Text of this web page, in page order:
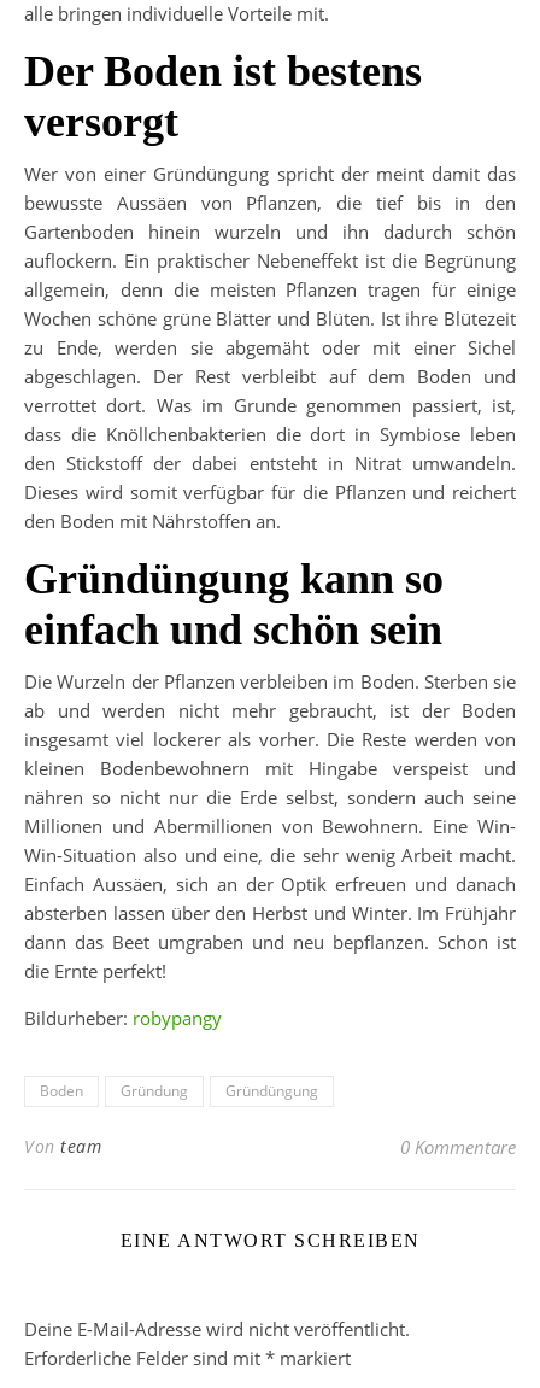
alle bringen individuelle Vorteile mit.
Der Boden ist bestens
versorgt
Wer von einer Gründüngung spricht der meint damit das
bewusste Aussäen von Pflanzen, die tief bis in den
Gartenboden hinein wurzeln und ihn dadurch schön
auflockern. Ein praktischer Nebeneffekt ist die Begrünung
allgemein, denn die meisten Pflanzen tragen für einige
Wochen schöne grüne Blätter und Blüten. Ist ihre Blütezeit
zu Ende, werden sie abgemäht oder mit einer Sichel
abgeschlagen. Der Rest verbleibt auf dem Boden und
verrottet dort. Was im Grunde genommen passiert, ist,
dass die Knöllchenbakterien die dort in Symbiose leben
den Stickstoff der dabei entsteht in Nitrat umwandeln.
Dieses wird somit verfügbar für die Pflanzen und reichert
den Boden mit Nährstoffen an.
Gründüngung kann so
einfach und schön sein
Die Wurzeln der Pflanzen verbleiben im Boden. Sterben sie
ab und werden nicht mehr gebraucht, ist der Boden
insgesamt viel lockerer als vorher. Die Reste werden von
kleinen Bodenbewohnern mit Hingabe verspeist und
nähren so nicht nur die Erde selbst, sondern auch seine
Millionen und Abermillionen von Bewohnern. Eine Win-
Win-Situation also und eine, die sehr wenig Arbeit macht.
Einfach Aussäen, sich an der Optik erfreuen und danach
absterben lassen über den Herbst und Winter. Im Frühjahr
dann das Beet umgraben und neu bepflanzen. Schon ist
die Ernte perfekt!
Bildurheber: robypangy
Boden Gründung Gründüngung
Von team 0 Kommentare
EINE ANTWORT SCHREIBEN
Deine E-Mail-Adresse wird nicht veröffentlicht.
Erforderliche Felder sind mit * markiert